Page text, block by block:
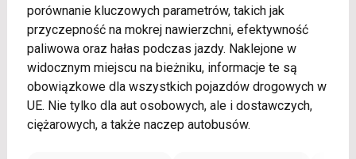
porównanie kluczowych parametrów, takich jak
przyczepność na mokrej nawierzchni, efektywność
paliwowa oraz hałas podczas jazdy. Naklejone w
widocznym miejscu na bieżniku, informacje te są
obowiązkowe dla wszystkich pojazdów drogowych w
UE. Nie tylko dla aut osobowych, ale i dostawczych,
ciężarowych, a także naczep autobusów.